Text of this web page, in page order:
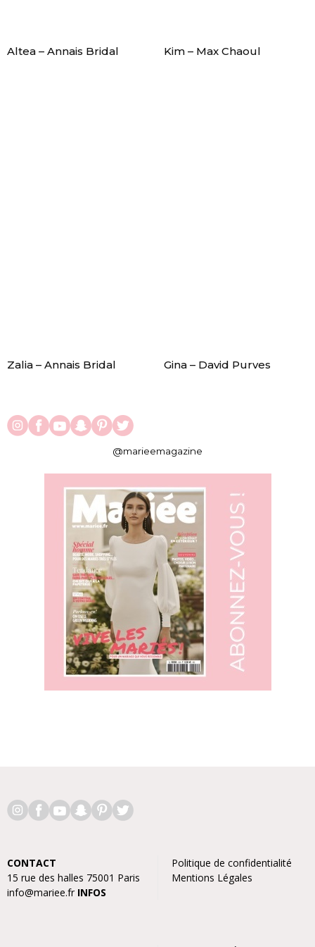
Altea – Annais Bridal Kim – Max Chaoul
Zalia – Annais Bridal Gina – David Purves
@marieemagazine
CONTACT
15 rue des halles 75001 Paris
info@mariee.fr INFOS
Politique de confidentialité
Mentions Légales